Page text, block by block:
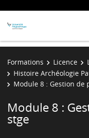
Formations Licence
Histoire Archéologie
Module 8 : Gestion de
Module 8 :
stge